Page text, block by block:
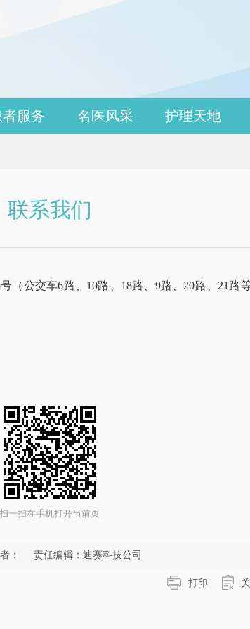
者服务 名医风采 护理天地
联系我们
（公交车6路、10路、18路、9路、20路、21路
扫一扫在手机打开当前页
： 责任编辑：迪赛科技公司
打印